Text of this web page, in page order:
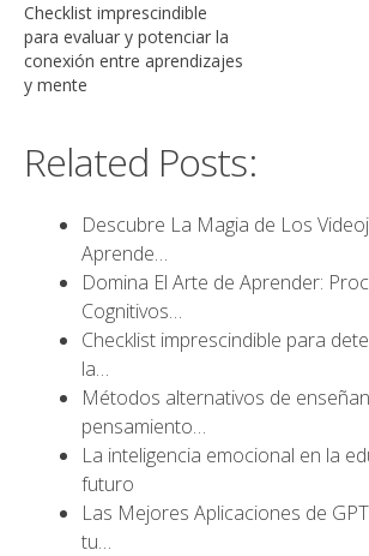
Checklist imprescindible
para evaluar y potenciar la
conexión entre aprendizajes
y mente
Related Posts:
Descubre La Magia de Los
Aprende…
Domina El Arte de Aprender:
Cognitivos…
Checklist imprescindible para
la…
Métodos alternativos de
pensamiento…
La inteligencia emocional en la
futuro
Las Mejores Aplicaciones de
tu…